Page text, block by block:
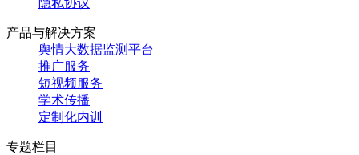
隐私协议
产品与解决方案
舆情大数据监测平台
推广服务
短视频服务
学术传播
定制化内训
专题栏目